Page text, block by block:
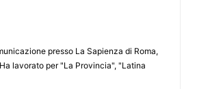
presso La Sapienza di Roma,
lavorato per "La Provincia", "Latina